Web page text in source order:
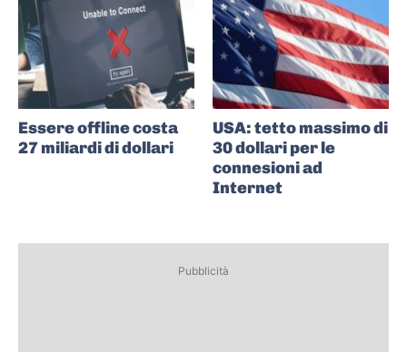
Essere offline costa
27 miliardi di dollari
USA: tetto massimo di
30 dollari per le
connesioni ad
Internet
Pubblicità